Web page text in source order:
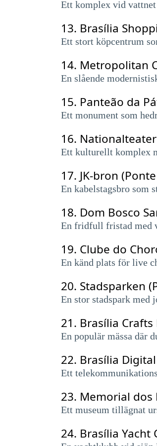
Ett komplex vid
13. Brasília
Ett stort köpcentrum
14. Metropolitan
En slående
15. Panteão da
Ett monument som
16.
Ett kulturellt komplex
17. JK-bron (Ponte
En kabelstagsbro som
18. Dom Bosco
En fridfull fristad med
19. Clube do
En känd plats för live
20. Stadsparken
En stor stadspark med
21. Brasília Crafts
En populär mässa där
22. Brasília
Ett
23. Memorial dos
Ett museum tillägnat
24. Brasília Yacht